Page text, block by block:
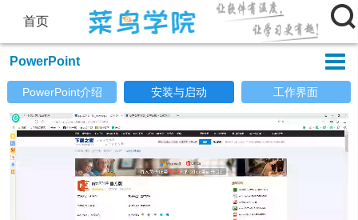
首页 
PowerPoint 
PowerPoint介绍 安装与启动 工作界面